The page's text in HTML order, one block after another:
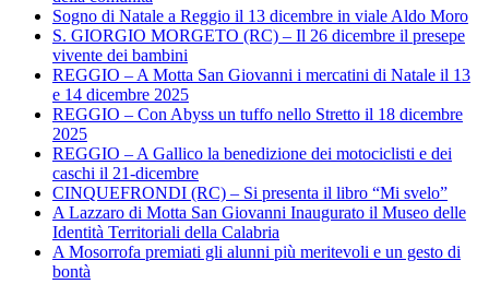
Sogno di Natale a Reggio il 13 dicembre in viale Aldo Moro
S. GIORGIO MORGETO (RC) – Il 26 dicembre il presepe
vivente dei bambini
REGGIO – A Motta San Giovanni i mercatini di Natale il 13
e 14 dicembre 2025
REGGIO – Con Abyss un tuffo nello Stretto il 18 dicembre
2025
REGGIO – A Gallico la benedizione dei motociclisti e dei
caschi il 21-dicembre
CINQUEFRONDI (RC) – Si presenta il libro “Mi svelo”
A Lazzaro di Motta San Giovanni Inaugurato il Museo delle
Identità Territoriali della Calabria
A Mosorrofa premiati gli alunni più meritevoli e un gesto di
bontà